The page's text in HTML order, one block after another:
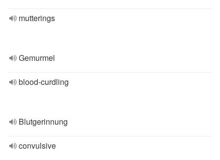
mutterings
Gemurmel
blood-curdling
Blutgerinnung
convulsive